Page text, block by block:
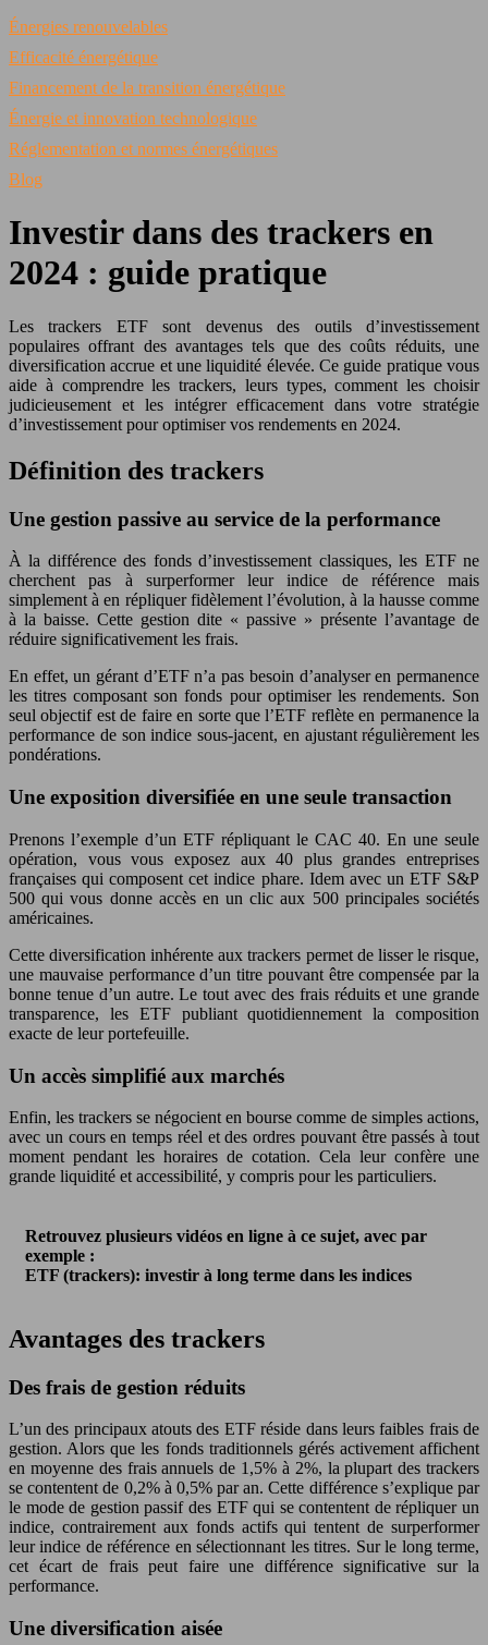
Énergies renouvelables
Efficacité énergétique
Financement de la transition énergétique
Énergie et innovation technologique
Réglementation et normes énergétiques
Blog
Investir dans des trackers en
2024 : guide pratique
Les trackers ETF sont devenus des outils d’investissement
populaires offrant des avantages tels que des coûts réduits, une
diversification accrue et une liquidité élevée. Ce guide pratique vous
aide à comprendre les trackers, leurs types, comment les choisir
judicieusement et les intégrer efficacement dans votre stratégie
d’investissement pour optimiser vos rendements en 2024.
Définition des trackers
Une gestion passive au service de la performance
À la différence des fonds d’investissement classiques, les ETF ne
cherchent pas à surperformer leur indice de référence mais
simplement à en répliquer fidèlement l’évolution, à la hausse comme
à la baisse. Cette gestion dite « passive » présente l’avantage de
réduire significativement les frais.
En effet, un gérant d’ETF n’a pas besoin d’analyser en permanence
les titres composant son fonds pour optimiser les rendements. Son
seul objectif est de faire en sorte que l’ETF reflète en permanence la
performance de son indice sous-jacent, en ajustant régulièrement les
pondérations.
Une exposition diversifiée en une seule transaction
Prenons l’exemple d’un ETF répliquant le CAC 40. En une seule
opération, vous vous exposez aux 40 plus grandes entreprises
françaises qui composent cet indice phare. Idem avec un ETF S&P
500 qui vous donne accès en un clic aux 500 principales sociétés
américaines.
Cette diversification inhérente aux trackers permet de lisser le risque,
une mauvaise performance d’un titre pouvant être compensée par la
bonne tenue d’un autre. Le tout avec des frais réduits et une grande
transparence, les ETF publiant quotidiennement la composition
exacte de leur portefeuille.
Un accès simplifié aux marchés
Enfin, les trackers se négocient en bourse comme de simples actions,
avec un cours en temps réel et des ordres pouvant être passés à tout
moment pendant les horaires de cotation. Cela leur confère une
grande liquidité et accessibilité, y compris pour les particuliers.
Retrouvez plusieurs vidéos en ligne à ce sujet, avec par
exemple :
ETF (trackers): investir à long terme dans les indices
Avantages des trackers
Des frais de gestion réduits
L’un des principaux atouts des ETF réside dans leurs faibles frais de
gestion. Alors que les fonds traditionnels gérés activement affichent
en moyenne des frais annuels de 1,5% à 2%, la plupart des trackers
se contentent de 0,2% à 0,5% par an. Cette différence s’explique par
le mode de gestion passif des ETF qui se contentent de répliquer un
indice, contrairement aux fonds actifs qui tentent de surperformer
leur indice de référence en sélectionnant les titres. Sur le long terme,
cet écart de frais peut faire une différence significative sur la
performance.
Une diversification aisée